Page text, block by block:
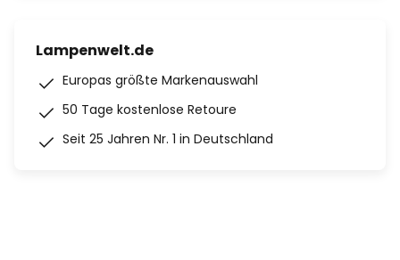
Lampenwelt.de
Europas größte Markenauswahl
50 Tage kostenlose Retoure
Seit 25 Jahren Nr. 1 in Deutschland